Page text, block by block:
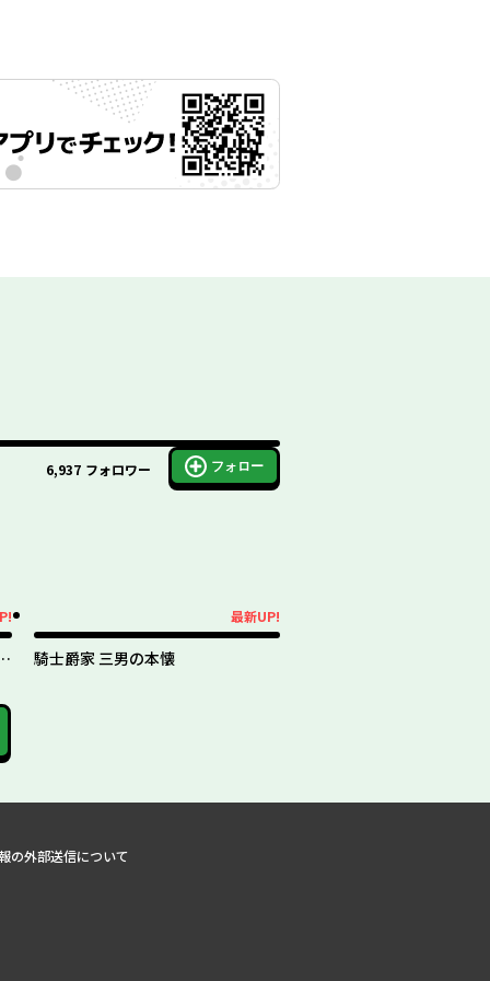
6,937 フォロワー フォロー
最新UP!
騎士爵家 三男の本懐
の外部送信について